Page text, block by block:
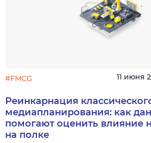
#FMCG 11 июня
Реинкарнация
медиапланирования: как
помогают оценить влияние
на полке